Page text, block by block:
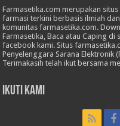
Farmasetika.com merupakan
farmasi terkini berbasis ilmiah
komunitas farmasetika.com.
Farmasetika, Baca atau Caping
facebook kami. Situs
Penyelenggara Sarana Elektronik
Terimakasih telah ikut bersama
Ikuti Kami